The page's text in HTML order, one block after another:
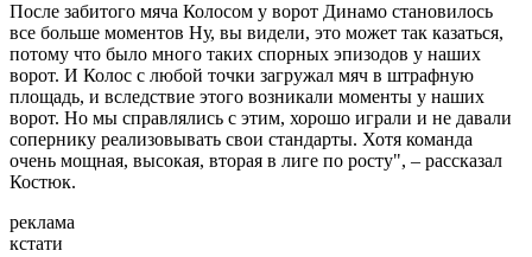
После забитого мяча Колосом у ворот Динамо становилось
все больше моментов Ну, вы видели, это может так казаться,
потому что было много таких спорных эпизодов у наших
ворот. И Колос с любой точки загружал мяч в штрафную
площадь, и вследствие этого возникали моменты у наших
ворот. Но мы справлялись с этим, хорошо играли и не давали
сопернику реализовывать свои стандарты. Хотя команда
очень мощная, высокая, вторая в лиге по росту", – рассказал
Костюк.
реклама
кстати